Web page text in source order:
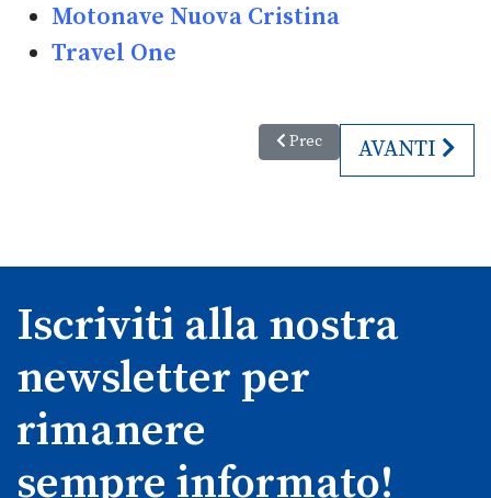
Motonave Nuova Cristina
Travel One
Articolo precedente: Brezza
Prec ARTICOLO
AVANTI
Iscriviti alla nostra
newsletter per
rimanere
sempre informato!